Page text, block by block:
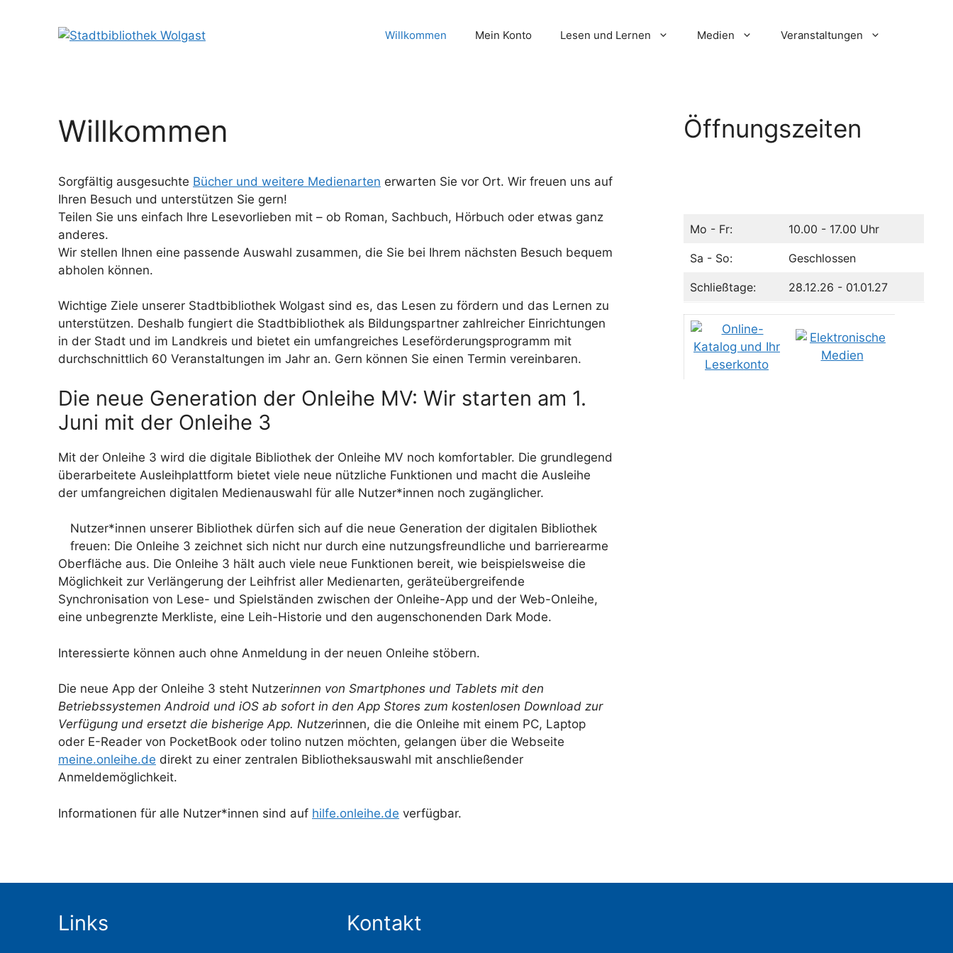
Willkommen Mein Konto Lesen und Lernen Medien Veranstaltungen
Willkommen
Sorgfältig ausgesuchte Bücher und weitere Medienarten erwarten Sie vor Ort. Wir freuen uns auf
Ihren Besuch und unterstützen Sie gern!
Teilen Sie uns einfach Ihre Lesevorlieben mit – ob Roman, Sachbuch, Hörbuch oder etwas ganz
anderes.
Wir stellen Ihnen eine passende Auswahl zusammen, die Sie bei Ihrem nächsten Besuch bequem
abholen können.
Wichtige Ziele unserer Stadtbibliothek Wolgast sind es, das Lesen zu fördern und das Lernen zu
unterstützen. Deshalb fungiert die Stadtbibliothek als Bildungspartner zahlreicher Einrichtungen
in der Stadt und im Landkreis und bietet ein umfangreiches Leseförderungsprogramm mit
durchschnittlich 60 Veranstaltungen im Jahr an. Gern können Sie einen Termin vereinbaren.
Die neue Generation der Onleihe MV: Wir starten am 1.
Juni mit der Onleihe 3
Mit der Onleihe 3 wird die digitale Bibliothek der Onleihe MV noch komfortabler. Die grundlegend
überarbeitete Ausleihplattform bietet viele neue nützliche Funktionen und macht die Ausleihe
der umfangreichen digitalen Medienauswahl für alle Nutzer*innen noch zugänglicher.
Nutzer*innen unserer Bibliothek dürfen sich auf die neue Generation der digitalen Bibliothek
freuen: Die Onleihe 3 zeichnet sich nicht nur durch eine nutzungsfreundliche und barrierearme
Oberfläche aus. Die Onleihe 3 hält auch viele neue Funktionen bereit, wie beispielsweise die
Möglichkeit zur Verlängerung der Leihfrist aller Medienarten, geräteübergreifende
Synchronisation von Lese- und Spielständen zwischen der Onleihe-App und der Web-Onleihe,
eine unbegrenzte Merkliste, eine Leih-Historie und den augenschonenden Dark Mode.
Interessierte können auch ohne Anmeldung in der neuen Onleihe stöbern.
Die neue App der Onleihe 3 steht Nutzerinnen von Smartphones und Tablets mit den
Betriebssystemen Android und iOS ab sofort in den App Stores zum kostenlosen Download zur
Verfügung und ersetzt die bisherige App. Nutzerinnen, die die Onleihe mit einem PC, Laptop
oder E-Reader von PocketBook oder tolino nutzen möchten, gelangen über die Webseite
meine.onleihe.de direkt zu einer zentralen Bibliotheksauswahl mit anschließender
Anmeldemöglichkeit.
Informationen für alle Nutzer*innen sind auf hilfe.onleihe.de verfügbar.
Öffnungszeiten
Mo - Fr: 10.00 - 17.00 Uhr
Sa - So: Geschlossen
Schließtage: 28.12.26 - 01.01.27
Links Kontakt